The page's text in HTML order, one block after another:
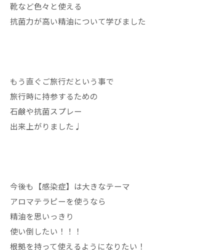
靴など色々と使える
抗菌力が高い精油について学びました
もう直ぐご旅行だという事で
旅行時に持参するための
石鹸や抗菌スプレー
出来上がりました♩
今後も【感染症】は大きなテーマ
アロマテラピーを使うなら
精油を思いっきり
使い倒したい！！！
根拠を持って使えるようになりたい！